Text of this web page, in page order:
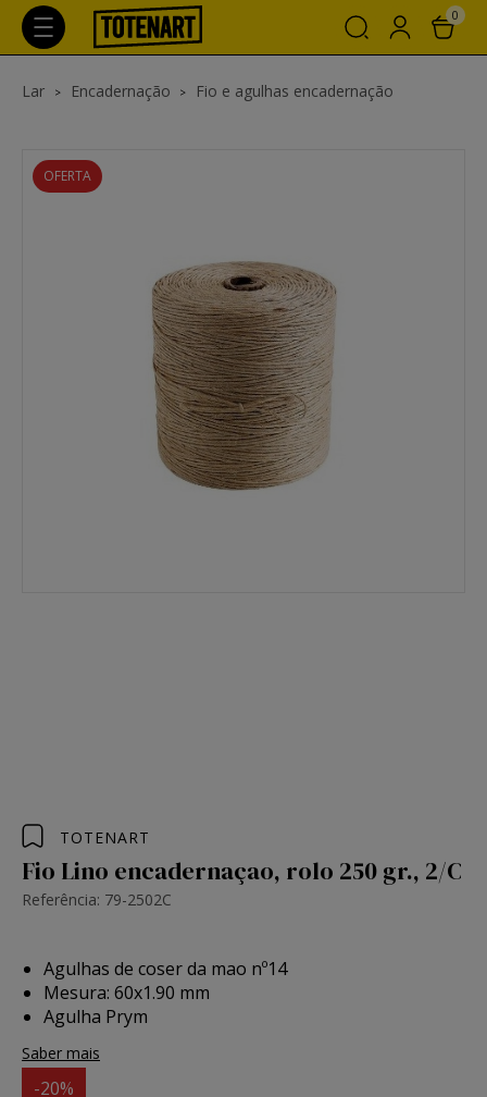
0
Lar Encadernação Fio e agulhas encadernação
OFERTA
TOTENART
Fio Lino encadernaçao, rolo 250 gr., 2/C
Referência: 79-2502C
Agulhas de coser da mao nº14
Mesura: 60x1.90 mm
Agulha Prym
Saber mais
-20%